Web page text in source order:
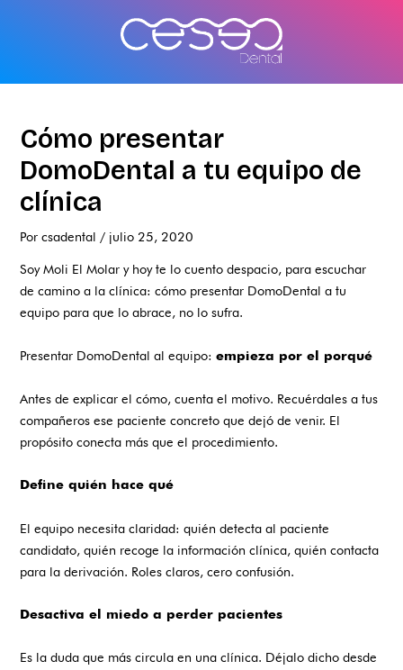
Cómo presentar
DomoDental a tu equipo de
clínica
Porcsadental / julio 25, 2020
Soy Moli El Molar y hoy te lo cuento despacio, para escuchar
de camino a la clínica: cómo presentar DomoDental a tu
equipo para que lo abrace, no lo sufra.
Presentar DomoDental al equipo:empieza por el porqué
Antes de explicar el cómo, cuenta el motivo. Recuérdales a tus
compañeros ese paciente concreto que dejó de venir. El
propósito conecta más que el procedimiento.
Define quién hace qué
El equipo necesita claridad: quién detecta al paciente
candidato, quién recoge la información clínica, quién contacta
para la derivación. Roles claros, cero confusión.
Desactiva el miedo a perder pacientes
Es la duda que más circula en una clínica. Déjalo dicho desde